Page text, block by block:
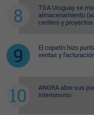
TDA Uruguay se
almacenamiento
centers y
El copetín hizo
ventas y
ANGRA abre sus
interiorismo